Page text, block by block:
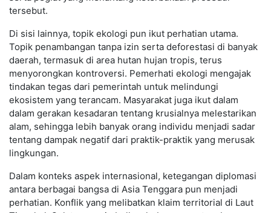
tersebut.
Di sisi lainnya, topik ekologi pun ikut perhatian utama.
Topik penambangan tanpa izin serta deforestasi di banyak
daerah, termasuk di area hutan hujan tropis, terus
menyorongkan kontroversi. Pemerhati ekologi mengajak
tindakan tegas dari pemerintah untuk melindungi
ekosistem yang terancam. Masyarakat juga ikut dalam
dalam gerakan kesadaran tentang krusialnya melestarikan
alam, sehingga lebih banyak orang individu menjadi sadar
tentang dampak negatif dari praktik-praktik yang merusak
lingkungan.
Dalam konteks aspek internasional, ketegangan diplomasi
antara berbagai bangsa di Asia Tenggara pun menjadi
perhatian. Konflik yang melibatkan klaim territorial di Laut